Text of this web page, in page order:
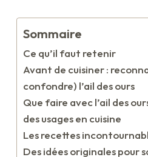
Sommaire
Ce qu’il faut retenir
Avant de cuisiner :
confondre) l’ail des ours
Que faire avec l’ail des
des usages en cuisine
Les recettes
Des idées originales pour